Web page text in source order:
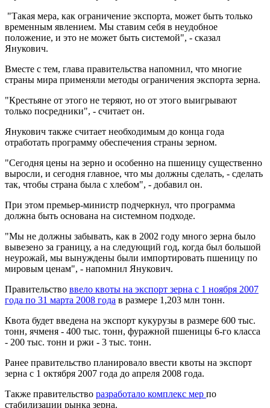
"Такая мера, как ограничение экспорта, может быть только
временным явлением. Мы ставим себя в неудобное
положение, и это не может быть системой", - сказал
Янукович.
Вместе с тем, глава правительства напомнил, что многие
страны мира применяли методы ограничения экспорта зерна.
"Крестьяне от этого не теряют, но от этого выигрывают
только посредники", - считает он.
Янукович также считает необходимым до конца года
отработать программу обеспечения страны зерном.
"Сегодня цены на зерно и особенно на пшеницу существенно
выросли, и сегодня главное, что мы должны сделать, - сделать
так, чтобы страна была с хлебом", - добавил он.
При этом премьер-министр подчеркнул, что программа
должна быть основана на системном подходе.
"Мы не должны забывать, как в 2002 году много зерна было
вывезено за границу, а на следующий год, когда был большой
неурожай, мы вынуждены были импортировать пшеницу по
мировым ценам", - напомнил Янукович.
Правительство ввело квоты на экспорт зерна с 1 ноября 2007
года по 31 марта 2008 года в размере 1,203 млн тонн.
Квота будет введена на экспорт кукурузы в размере 600 тыс.
тонн, ячменя - 400 тыс. тонн, фуражной пшеницы 6-го класса
- 200 тыс. тонн и ржи - 3 тыс. тонн.
Ранее правительство планировало ввести квоты на экспорт
зерна с 1 октября 2007 года до апреля 2008 года.
Также правительство разработало комплекс мер по
стабилизации рынка зерна.